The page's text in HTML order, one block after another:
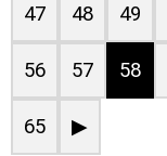
47 48 49
56 57 58
65 ▶